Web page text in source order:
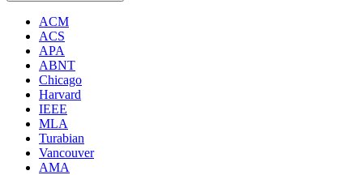
ACM
ACS
APA
ABNT
Chicago
Harvard
IEEE
MLA
Turabian
Vancouver
AMA